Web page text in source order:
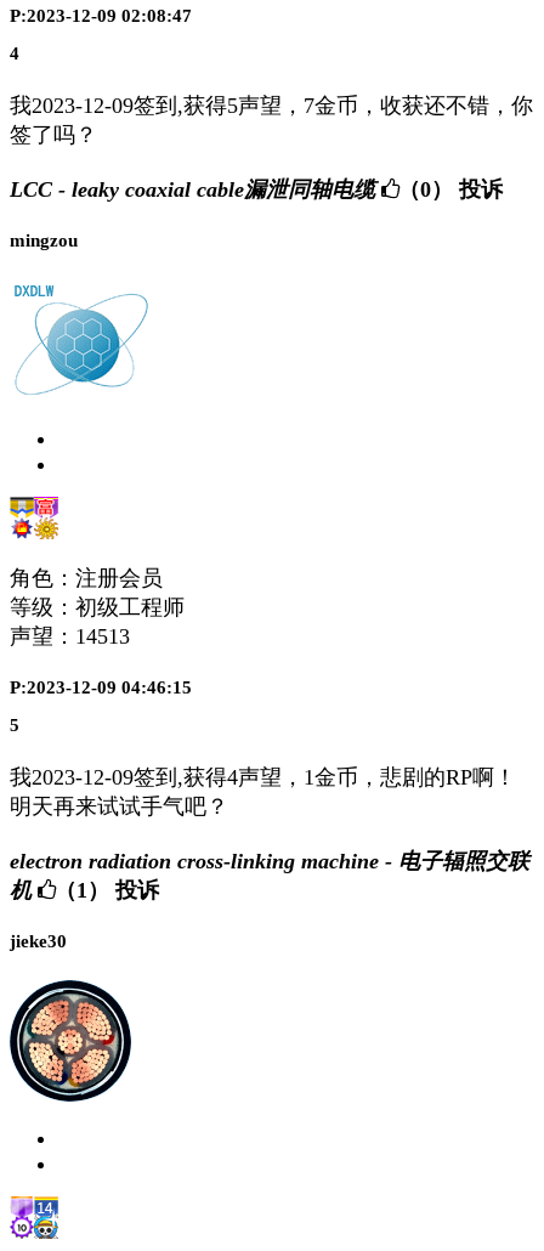
P:2023-12-09 02:08:47
4
我2023-12-09签到,获得5声望，7金币，收获还不错，你
签了吗？
LCC - leaky coaxial cable漏泄同轴电缆 （0） 投诉
mingzou
角色：注册会员
等级：初级工程师
声望： 14513
P:2023-12-09 04:46:15
5
我2023-12-09签到,获得4声望，1金币，悲剧的RP啊！
明天再来试试手气吧？
electron radiation cross-linking machine - 电子辐照交联
机
（1） 投诉
jieke30